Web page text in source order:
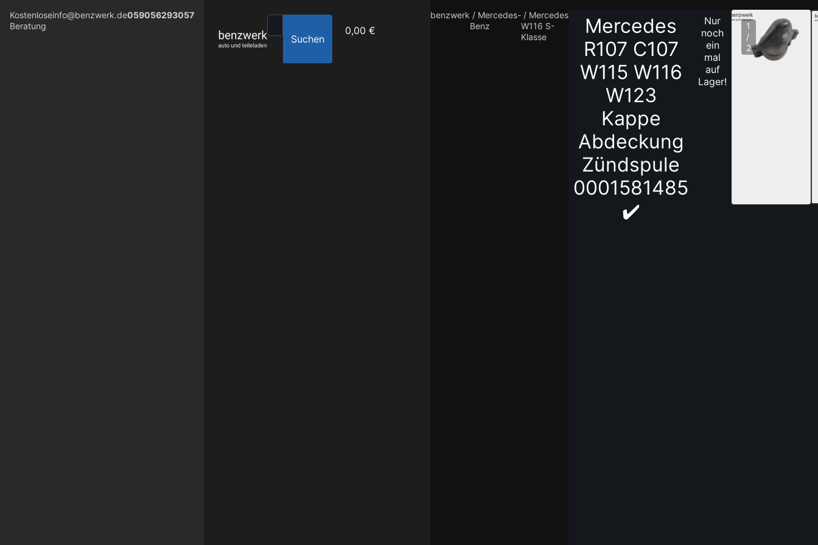
Kostenlose
Beratung
info@benzwerk.de059056293057
Suchen
0,00 €
benzwerk / Mercedes-
Benz
/ Mercedes
W116 S-
Klasse
Mercedes
R107 C107
W115 W116
W123
Kappe
Abdeckung
Zündspule
0001581485
✔️
Nur
noch
ein
mal
auf
Lager!
1
/
2